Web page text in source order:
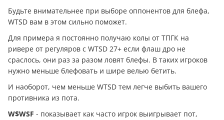
Будьте внимательнее при выборе оппонентов для блефа,
WTSD вам в этом сильно поможет.
Для примера я постоянно получаю колы от ТПГК на
ривере от регуляров с WTSD 27+ если флаш дро не
сраслось, они раз за разом ловят блефы. В таких игроков
нужно меньше блефовать и шире велью бетить.
И наоборот, чем меньше WTSD тем легче выбить вашего
противника из пота.
W$WSF - показывает как часто игрок выигрывает пот,